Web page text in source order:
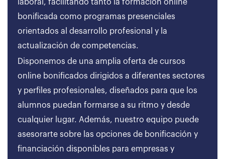
laboral, facilitando tanto la formación online
bonificada como programas presenciales
orientados al desarrollo profesional y la
actualización de competencias.
Disponemos de una amplia oferta de cursos
online bonificados dirigidos a diferentes sectores
y perfiles profesionales, diseñados para que los
alumnos puedan formarse a su ritmo y desde
cualquier lugar. Además, nuestro equipo puede
asesorarte sobre las opciones de bonificación y
financiación disponibles para empresas y